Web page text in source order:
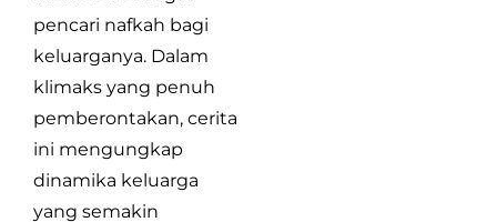
pencari nafkah bagi
keluarganya. Dalam
klimaks yang penuh
pemberontakan, cerita
ini mengungkap
dinamika keluarga
yang semakin